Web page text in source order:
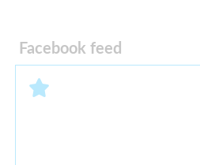
Facebook feed